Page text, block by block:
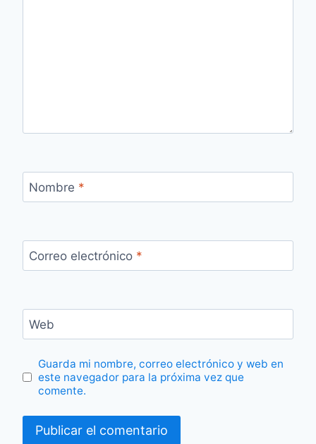
Nombre *
Correo electrónico *
Web
Guarda mi nombre, correo electrónico y web en
este navegador para la próxima vez que
comente.